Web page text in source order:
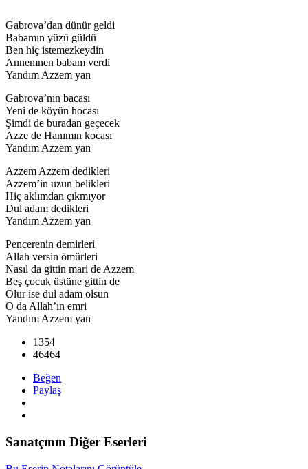
Gabrova’dan dünür geldi
Babamın yüzü güldü
Ben hiç istemezkeydin
Annemnen babam verdi
Yandım Azzem yan
Gabrova’nın bacası
Yeni de köyün hocası
Şimdi de buradan geçecek
Azze de Hanımın kocası
Yandım Azzem yan
Azzem Azzem dedikleri
Azzem’in uzun belikleri
Hiç aklımdan çıkmıyor
Dul adam dedikleri
Yandım Azzem yan
Pencerenin demirleri
Allah versin ömürleri
Nasıl da gittin mari de Azzem
Beş çocuk üstüne gittin de
Olur ise dul adam olsun
O da Allah’ın emri
Yandım Azzem yan
1354
46464
Beğen
Paylaş
Sanatçının Diğer Eserleri